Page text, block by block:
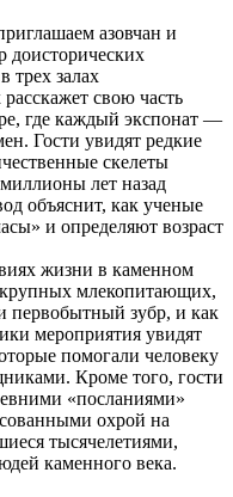
азовчан и
доисторических
трех залах
свою часть
где каждый экспонат —
Гости увидят редкие
скелеты
лет назад
объяснит, как ученые
и определяют возраст
жизни в каменном
млекопитающих,
первобытный зубр, и как
мероприятия увидят
помогали человеку
Кроме того, гости
«посланиями»
охрой на
тысячелетиями,
каменного века.